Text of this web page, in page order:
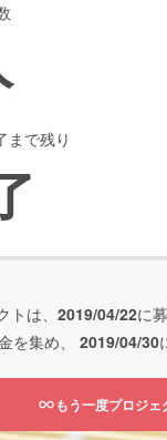
まで残り
は、 2019/04/22に
を集め、 2019/04/30
もう一度プロジ